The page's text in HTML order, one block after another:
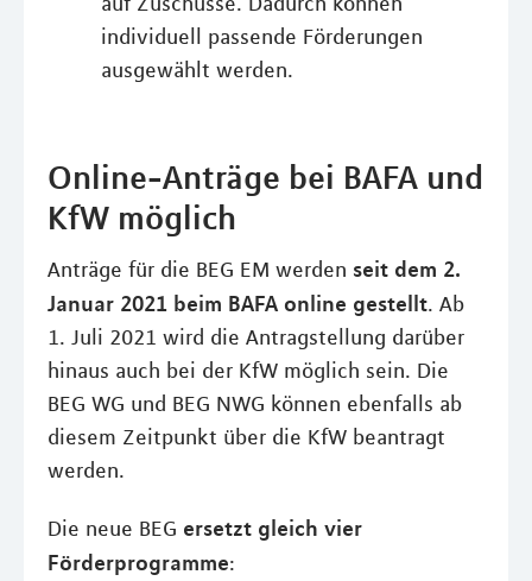
individuell passende Förderungen
ausgewählt werden.
Online-Anträge bei BAFA und
KfW möglich
Anträge für die BEG EM werden seit dem 2.
Januar 2021 beim BAFA online gestellt. Ab
1. Juli 2021 wird die Antragstellung darüber
hinaus auch bei der KfW möglich sein. Die
BEG WG und BEG NWG können ebenfalls ab
diesem Zeitpunkt über die KfW beantragt
werden.
Die neue BEG ersetzt gleich vier
Förderprogramme: